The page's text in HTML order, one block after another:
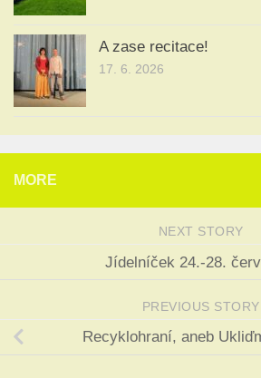
A zase recitace!
17. 6. 2026
MORE
NEXT STORY
Jídelníček 24.-28.
PREVIOUS STORY
Recyklohraní, aneb